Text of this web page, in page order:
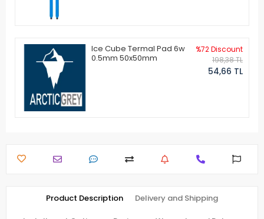
Ice Cube Termal Pad 6w
0.5mm 50x50mm
%72 Discount
198,38 TL
54,66 TL
Product Description Delivery and Shipping